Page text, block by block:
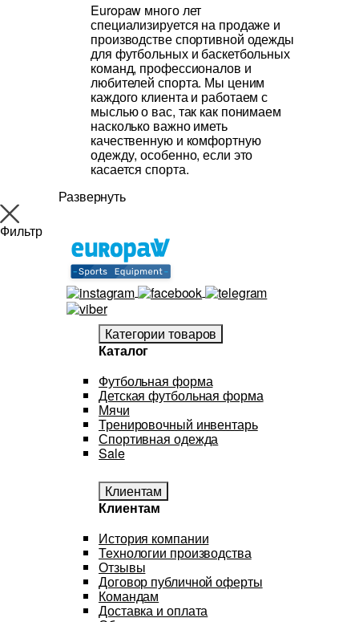
Europaw много лет
специализируется на продаже и
производстве спортивной одежды
для футбольных и баскетбольных
команд, профессионалов и
любителей спорта. Мы ценим
каждого клиента и работаем с
мыслью о вас, так как понимаем
насколько важно иметь
качественную и комфортную
одежду, особенно, если это
касается спорта.
Развернуть
Фильтр
Категории товаров
Каталог
Футбольная форма
Детская футбольная форма
Мячи
Тренировочный инвентарь
Спортивная одежда
Sale
Клиентам
Клиентам
История компании
Технологии производства
Отзывы
Договор публичной оферты
Командам
Доставка и оплата